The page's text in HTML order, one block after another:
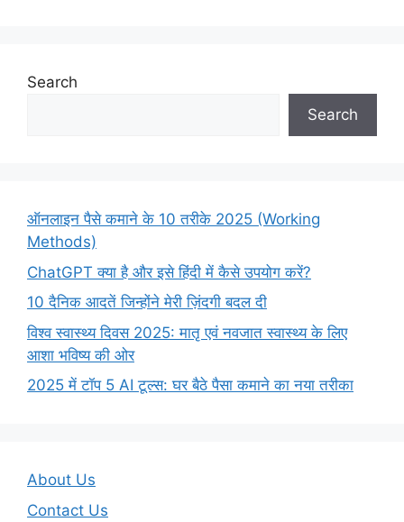
Search
Search
ऑनलाइन पैसे कमाने के 10 तरीके 2025 (Working
Methods)
ChatGPT क्या है और इसे हिंदी में कैसे उपयोग करें?
10 दैनिक आदतें जिन्होंने मेरी ज़िंदगी बदल दी
विश्व स्वास्थ्य दिवस 2025: मातृ एवं नवजात स्वास्थ्य के लिए
आशा भविष्य की ओर
2025 में टॉप 5 AI टूल्स: घर बैठे पैसा कमाने का नया तरीका
About Us
Contact Us